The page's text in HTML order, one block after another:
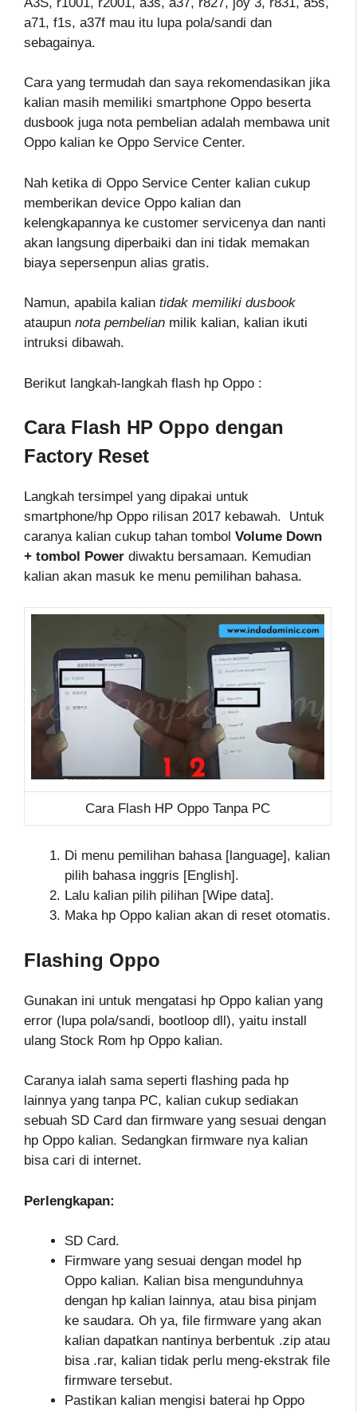
a71, f1s, a37f mau itu lupa pola/sandi dan
sebagainya.
Cara yang termudah dan saya rekomendasikan jika
kalian masih memiliki smartphone Oppo beserta
dusbook juga nota pembelian adalah membawa unit
Oppo kalian ke Oppo Service Center.
Nah ketika di Oppo Service Center kalian cukup
memberikan device Oppo kalian dan
kelengkapannya ke customer servicenya dan nanti
akan langsung diperbaiki dan ini tidak memakan
biaya sepersenpun alias gratis.
Namun, apabila kalian tidak memiliki dusbook
ataupun nota pembelian milik kalian, kalian ikuti
intruksi dibawah.
Berikut langkah-langkah flash hp Oppo :
Cara Flash HP Oppo dengan
Factory Reset
Langkah tersimpel yang dipakai untuk
smartphone/hp Oppo rilisan 2017 kebawah. Untuk
caranya kalian cukup tahan tombol Volume Down
+ tombol Power diwaktu bersamaan. Kemudian
kalian akan masuk ke menu pemilihan bahasa.
Cara Flash HP Oppo Tanpa PC
Di menu pemilihan bahasa [language], kalian
pilih bahasa inggris [English].
Lalu kalian pilih pilihan [Wipe data].
Maka hp Oppo kalian akan di reset otomatis.
Flashing Oppo
Gunakan ini untuk mengatasi hp Oppo kalian yang
error (lupa pola/sandi, bootloop dll), yaitu install
ulang Stock Rom hp Oppo kalian.
Caranya ialah sama seperti flashing pada hp
lainnya yang tanpa PC, kalian cukup sediakan
sebuah SD Card dan firmware yang sesuai dengan
hp Oppo kalian. Sedangkan firmware nya kalian
bisa cari di internet.
Perlengkapan:
SD Card.
Firmware yang sesuai dengan model hp
Oppo kalian. Kalian bisa mengunduhnya
dengan hp kalian lainnya, atau bisa pinjam
ke saudara. Oh ya, file firmware yang akan
kalian dapatkan nantinya berbentuk .zip atau
bisa .rar, kalian tidak perlu meng-ekstrak file
firmware tersebut.
Pastikan kalian mengisi baterai hp Oppo